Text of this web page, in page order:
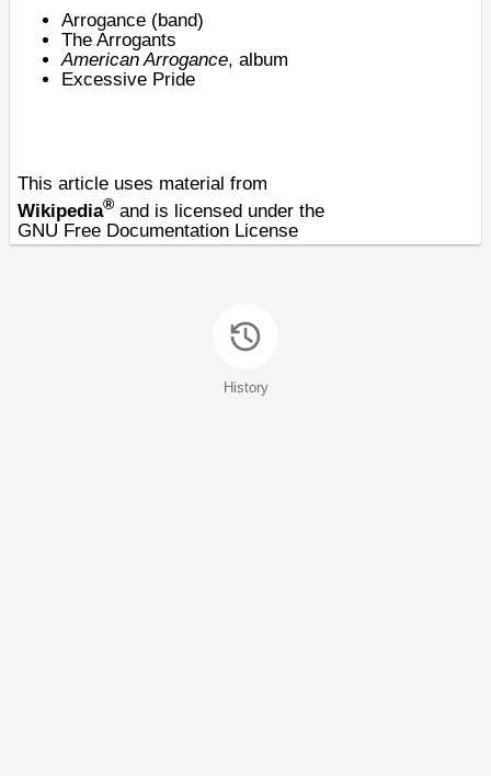
Arrogance (band)
The Arrogants
American Arrogance, album
Excessive Pride
This article uses material from
Wikipedia® and is licensed under the
GNU Free Documentation License
History